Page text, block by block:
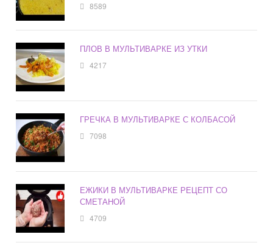
8589
ПЛОВ В МУЛЬТИВАРКЕ ИЗ УТКИ
4217
ГРЕЧКА В МУЛЬТИВАРКЕ С КОЛБАСОЙ
7098
ЕЖИКИ В МУЛЬТИВАРКЕ РЕЦЕПТ СО
СМЕТАНОЙ
4709